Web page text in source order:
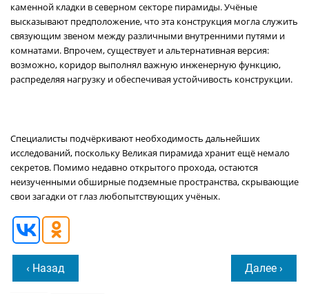
каменной кладки в северном секторе пирамиды. Учёные
высказывают предположение, что эта конструкция могла служить
связующим звеном между различными внутренними путями и
комнатами. Впрочем, существует и альтернативная версия:
возможно, коридор выполнял важную инженерную функцию,
распределяя нагрузку и обеспечивая устойчивость конструкции.
Специалисты подчёркивают необходимость дальнейших
исследований, поскольку Великая пирамида хранит ещё немало
секретов. Помимо недавно открытого прохода, остаются
неизученными обширные подземные пространства, скрывающие
свои загадки от глаз любопытствующих учёных.
‹ Назад Далее ›